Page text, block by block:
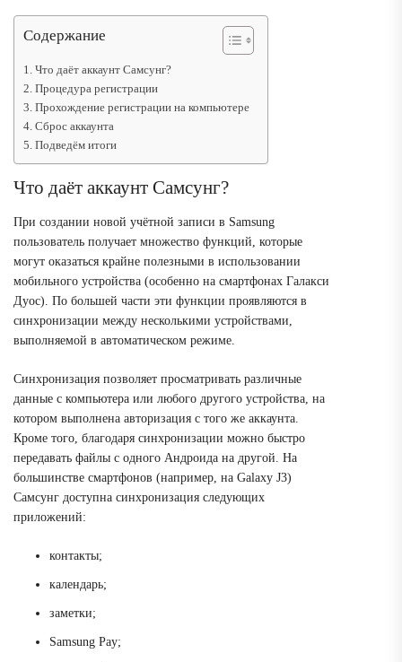
Содержание
Что даёт аккаунт Самсунг?
Процедура регистрации
Прохождение регистрации на компьютере
Сброс аккаунта
Подведём итоги
Что даёт аккаунт Самсунг?
При создании новой учётной записи в Samsung
пользователь получает множество функций, которые
могут оказаться крайне полезными в использовании
мобильного устройства (особенно на смартфонах Галакси
Дуос). По большей части эти функции проявляются в
синхронизации между несколькими устройствами,
выполняемой в автоматическом режиме.
Синхронизация позволяет просматривать различные
данные с компьютера или любого другого устройства, на
котором выполнена авторизация с того же аккаунта.
Кроме того, благодаря синхронизации можно быстро
передавать файлы с одного Андроида на другой. На
большинстве смартфонов (например, на Galaxy J3)
Самсунг доступна синхронизация следующих
приложений:
контакты;
календарь;
заметки;
Samsung Pay;